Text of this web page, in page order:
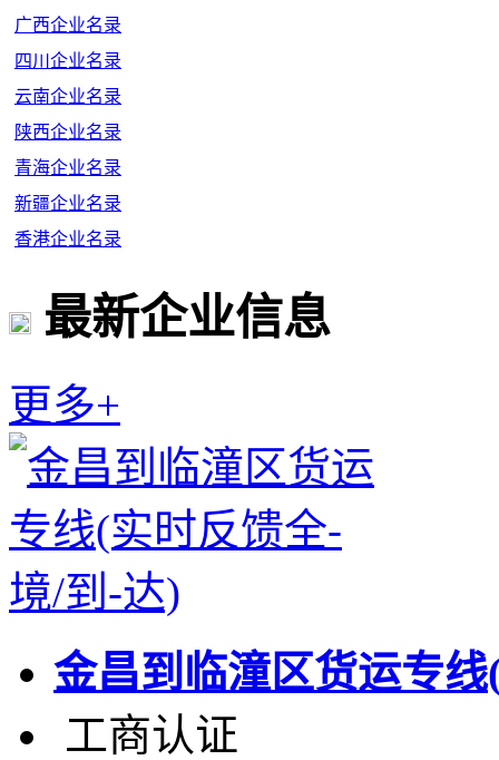
广西企业名录
四川企业名录
云南企业名录
陕西企业名录
青海企业名录
新疆企业名录
香港企业名录
最新企业信息
更多+
金昌到临潼区货运专
工商认证